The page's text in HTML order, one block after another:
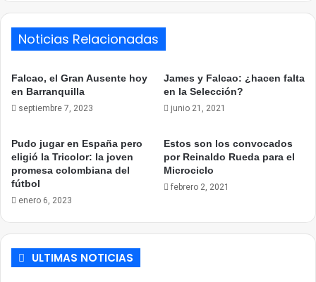
Noticias Relacionadas
Falcao, el Gran Ausente hoy
en Barranquilla
septiembre 7, 2023
James y Falcao: ¿hacen falta
en la Selección?
junio 21, 2021
Pudo jugar en España pero
eligió la Tricolor: la joven
promesa colombiana del
fútbol
enero 6, 2023
Estos son los convocados
por Reinaldo Rueda para el
Microciclo
febrero 2, 2021
ULTIMAS NOTICIAS